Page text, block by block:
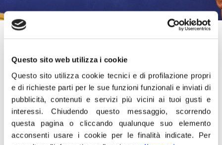
Questo sito web utilizza i cookie
Questo sito utilizza cookie tecnici e di profilazione propri
e di richieste parti per le sue funzioni funzionali e inviati di
pubblicità, contenuti e servizi più vicini ai tuoi gusti e
interessi.Chiudendo questo messaggio, scorrendo
questa pagina o cliccando qualunque suo elemento
acconsenti usare i cookie per le finalità indicate. Per
“La prematura scomparsa di Silvia Tortora rinnova il
padre Enzo e che ha costituito una delle pagine più buie
della giustizia italiana. Su quella storia Silvia, insieme a
Gaia, si è formata combattendo tutta la sua vita per una
riforma ancora negata. Il giornalismo e il garantismo
perdono con lei un esempio di solare impegno e